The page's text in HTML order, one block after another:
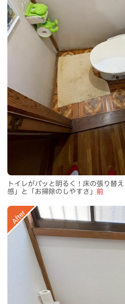
トイレがパッと明るく！床の張り替
感」と「お掃除のしやすさ」 前